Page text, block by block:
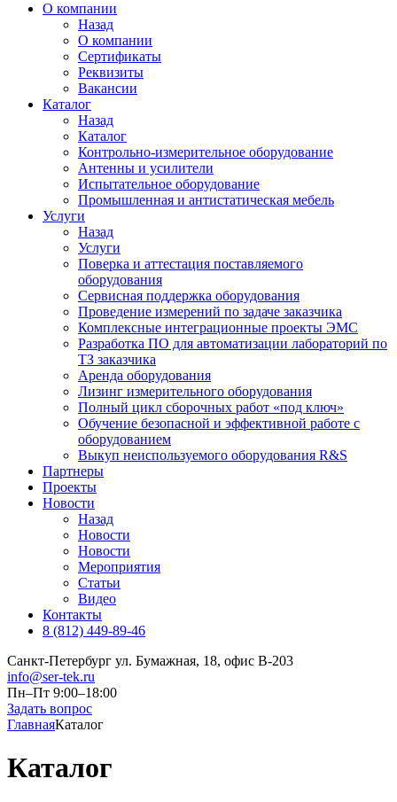
О компании
Назад
О компании
Сертификаты
Реквизиты
Вакансии
Каталог
Назад
Каталог
Контрольно-измерительное оборудование
Антенны и усилители
Испытательное оборудование
Промышленная и антистатическая мебель
Услуги
Назад
Услуги
Поверка и аттестация поставляемого
оборудования
Сервисная поддержка оборудования
Проведение измерений по задаче заказчика
Комплексные интеграционные проекты ЭМС
Разработка ПО для автоматизации лабораторий по
ТЗ заказчика
Аренда оборудования
Лизинг измерительного оборудования
Полный цикл сборочных работ «под ключ»
Обучение безопасной и эффективной работе с
оборудованием
Выкуп неиспользуемого оборудования R&S
Партнеры
Проекты
Новости
Назад
Новости
Новости
Мероприятия
Статьи
Видео
Контакты
8 (812) 449-89-46
Санкт-Петербург ул. Бумажная, 18, офис B-203
info@ser-tek.ru
Пн–Пт 9:00–18:00
Задать вопрос
ГлавнаяКаталог
Каталог